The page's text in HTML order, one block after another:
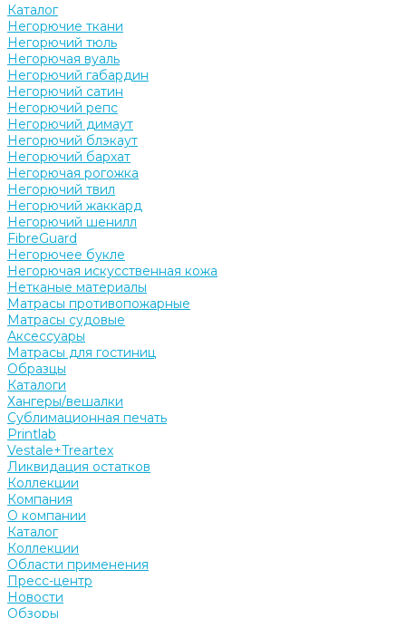
Каталог
Негорючие ткани
Негорючий тюль
Негорючая вуаль
Негорючий габардин
Негорючий сатин
Негорючий репс
Негорючий димаут
Негорючий блэкаут
Негорючий бархат
Негорючая рогожка
Негорючий твил
Негорючий жаккард
Негорючий шенилл
FibreGuard
Негорючее букле
Негорючая искусственная кожа
Нетканые материалы
Матрасы противопожарные
Матрасы судовые
Аксессуары
Матрасы для гостиниц
Образцы
Каталоги
Хангеры/вешалки
Сублимационная печать
Printlab
Vestale+Treartex
Ликвидация остатков
Коллекции
Компания
О компании
Каталог
Коллекции
Области применения
Пресс-центр
Новости
Обзоры